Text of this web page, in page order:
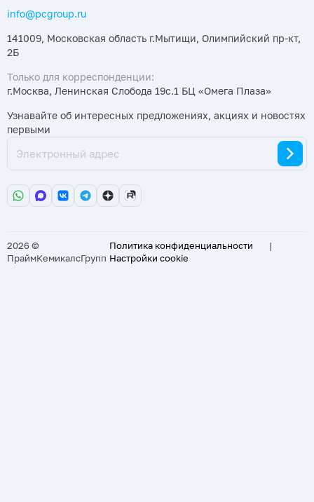
info@pcgroup.ru
141009, Московская область г.Мытищи, Олимпийский пр-кт,
2Б
Только для корреспонденции:
г.Москва, Ленинская Слобода 19с.1 БЦ «Омега Плаза»
Узнавайте об интересных предложениях, акциях и новостях
первыми
2026 ©
ПраймКемикалсГрупп
Политика конфиденциальности
|
Настройки cookie